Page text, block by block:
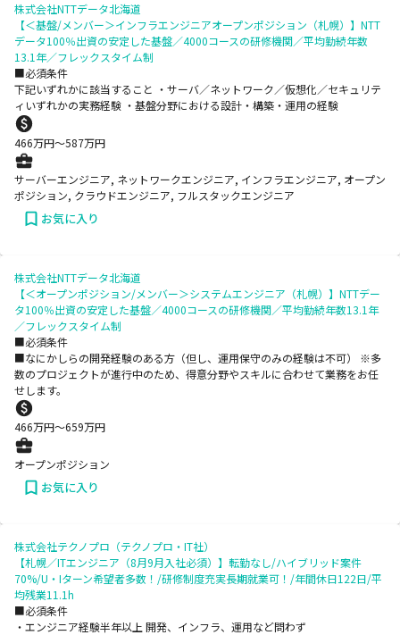
株式会社NTTデータ北海道
【＜基盤/メンバー＞インフラエンジニアオープンポジション（札幌）】NTT
データ100％出資の安定した基盤／4000コースの研修機関／平均勤続年数
13.1年／フレックスタイム制
■必須条件
下記いずれかに該当すること ・サーバ／ネットワーク／仮想化／セキュリテ
ィいずれかの実務経験 ・基盤分野における設計・構築・運用の経験
466万円〜587万円
サーバーエンジニア, ネットワークエンジニア, インフラエンジニア, オープン
ポジション, クラウドエンジニア, フルスタックエンジニア
お気に入り
株式会社NTTデータ北海道
【＜オープンポジション/メンバー＞システムエンジニア（札幌）】NTTデー
タ100％出資の安定した基盤／4000コースの研修機関／平均勤続年数13.1年
／フレックスタイム制
■必須条件
■なにかしらの開発経験のある方（但し、運用保守のみの経験は不可） ※多
数のプロジェクトが進⾏中のため、得意分野やスキルに合わせて業務をお任
せします。
466万円〜659万円
オープンポジション
お気に入り
株式会社テクノプロ（テクノプロ・IT社）
【札幌／ITエンジニア（8月9月入社必須）】転勤なし/ハイブリッド案件
70%/U・Iターン希望者多数！/研修制度充実長期就業可！/年間休日122日/平
均残業11.1h
■必須条件
・エンジニア経験半年以上 開発、インフラ、運用など問わず